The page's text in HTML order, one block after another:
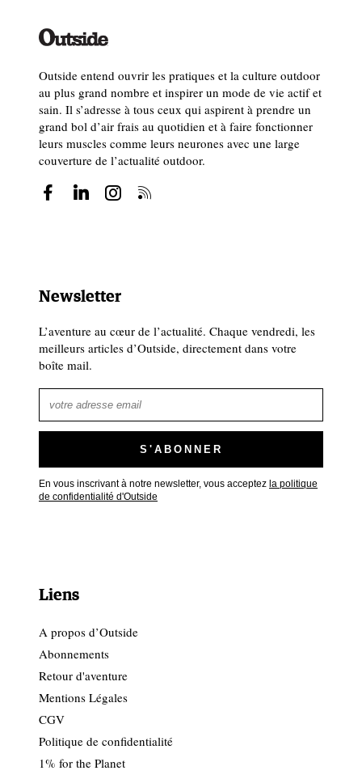
Outside entend ouvrir les pratiques et la culture outdoor
au plus grand nombre et inspirer un mode de vie actif et
sain. Il s’adresse à tous ceux qui aspirent à prendre un
grand bol d’air frais au quotidien et à faire fonctionner
leurs muscles comme leurs neurones avec une large
couverture de l’actualité outdoor.
Newsletter
L’aventure au cœur de l’actualité. Chaque vendredi, les
meilleurs articles d’Outside, directement dans votre
boîte mail.
En vous inscrivant à notre newsletter, vous acceptez la politique
de confidentialité d'Outside
Liens
A propos d’Outside
Abonnements
Retour d'aventure
Mentions Légales
CGV
Politique de confidentialité
1% for the Planet